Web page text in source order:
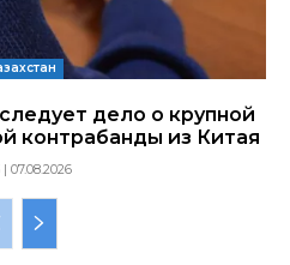
дело о крупной
контрабанды из Китая
| 07.08.2026